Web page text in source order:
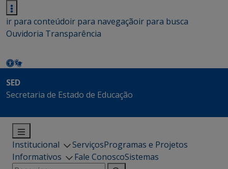
ir para conteúdoir para navegaçãoir para busca
Ouvidoria Transparência
SED
Secretaria de Estado de Educação
Institucional ServiçosProgramas e Projetos
Informativos
Fale ConoscoSistemas